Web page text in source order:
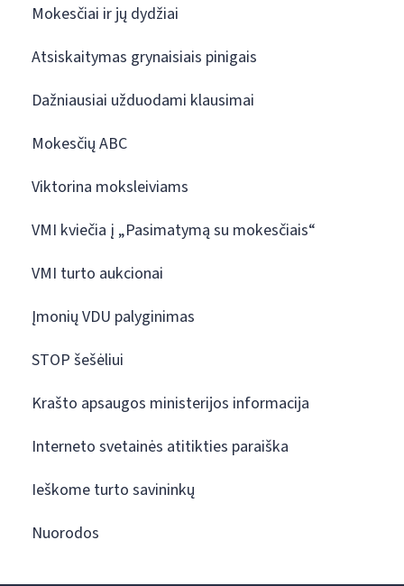
Mokesčiai ir jų dydžiai
Atsiskaitymas grynaisiais pinigais
Dažniausiai užduodami klausimai
Mokesčių ABC
Viktorina moksleiviams
VMI kviečia į „Pasimatymą su mokesčiais“
VMI turto aukcionai
Įmonių VDU palyginimas
STOP šešėliui
Krašto apsaugos ministerijos informacija
Interneto svetainės atitikties paraiška
Ieškome turto savininkų
Nuorodos